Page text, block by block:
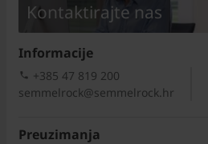
Kontaktirajte nas
Informacije
+385 47 819 200​
semmelrock@semmelrock.hr
Preuzimanja